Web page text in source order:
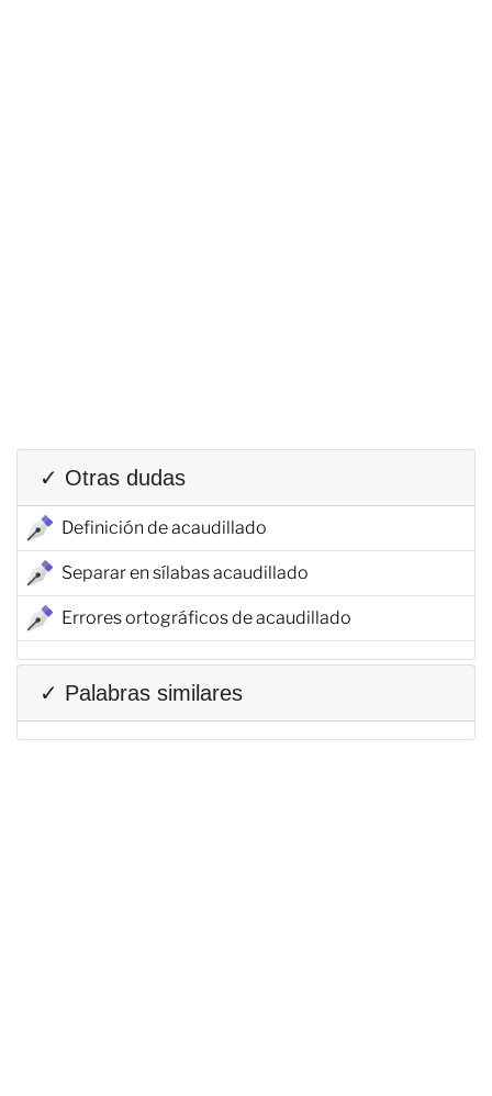
✓ Otras dudas
Definición de acaudillado
Separar en sílabas acaudillado
Errores ortográficos de acaudillado
✓ Palabras similares